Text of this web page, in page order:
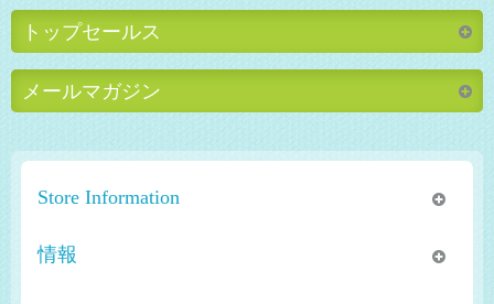
トップセールス
メールマガジン
Store Information
情報